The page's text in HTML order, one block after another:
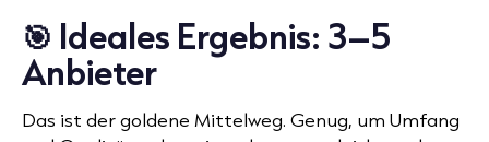
🎯 Ideales Ergebnis: 3–5
Anbieter
Das ist der goldene Mittelweg. Genug, um Umfang